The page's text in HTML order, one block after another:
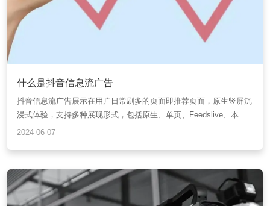
什么是抖音信息流广告
抖音信息流广告展示在用户日常刷多的页面即推荐页面，原生竖屏沉
浸式体验，支持多种展现形式，包括原生、单页、Feedslive、本地
达等，适用于线索收集、App下载、商品推广、门店推广、品牌传播
2024-06-07